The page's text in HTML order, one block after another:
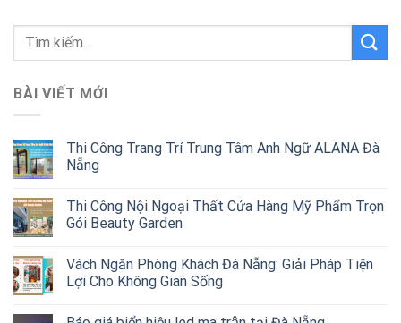
Tìm
BÀI VIẾT MỚI
Thi Công Trang Trí Trung Tâm Anh Ngữ ALANA Đà
Nẵng
Thi Công Nội Ngoại Thất Cửa Hàng Mỹ Phẩm Trọn
Gói Beauty Garden
Vách Ngăn Phòng Khách Đà Nẵng: Giải Pháp Tiện
Lợi Cho Không Gian Sống